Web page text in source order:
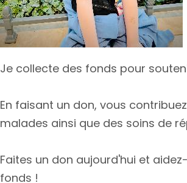
Je collecte des fonds pour
En faisant un don, vous
malades ainsi que des soins de
Faites un don aujourd'hui et
fonds !